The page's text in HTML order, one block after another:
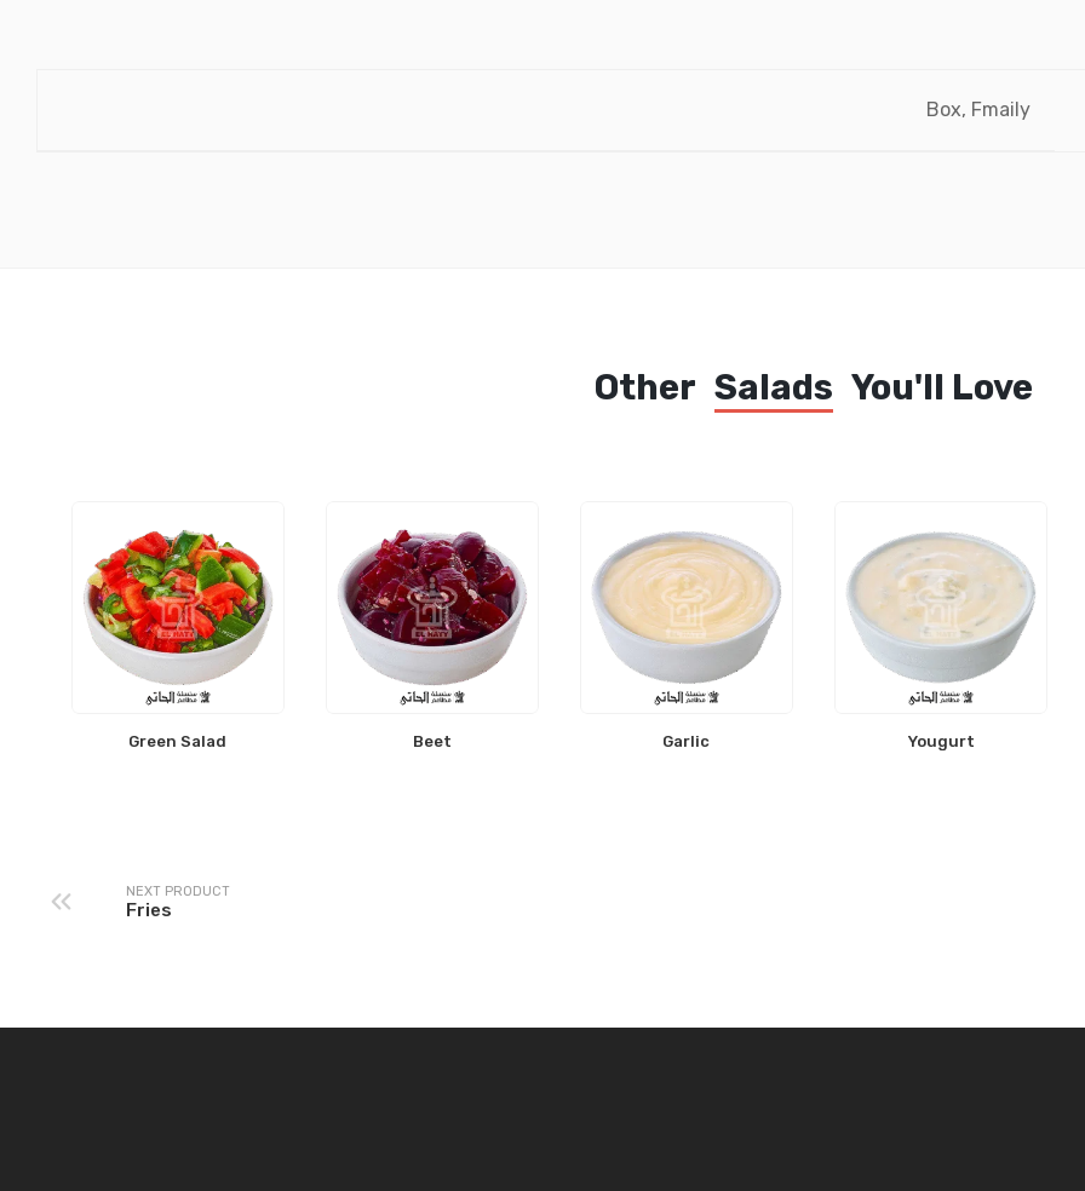
Box, Fmaily
Other Salads You'll Love
Yougurt
Garlic
Beet
Green Salad
NEXT PRODUCT
Fries